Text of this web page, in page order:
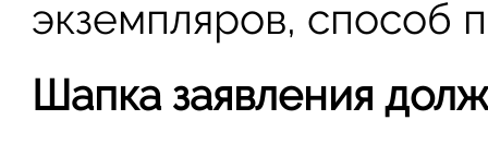
экземпляров, способ
Шапка заявления